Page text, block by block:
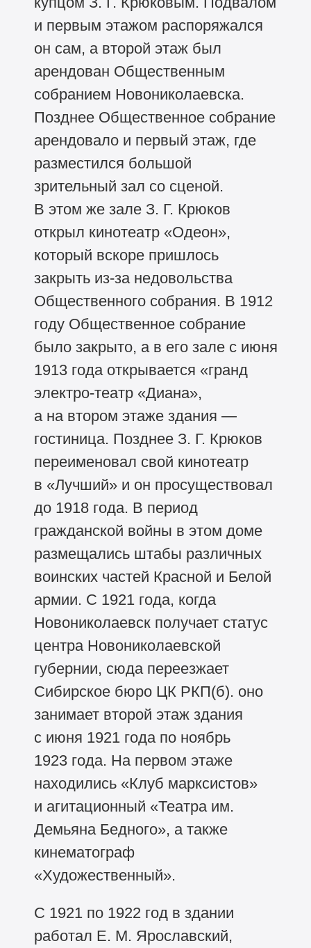
и первым этажом распоряжался
он сам, а второй этаж был
арендован Общественным
собранием Новониколаевска.
Позднее Общественное собрание
арендовало и первый этаж, где
разместился большой
зрительный зал со сценой.
В этом же зале З. Г. Крюков
открыл кинотеатр «Одеон»,
который вскоре пришлось
закрыть из-за недовольства
Общественного собрания. В 1912
году Общественное собрание
было закрыто, а в его зале с июня
1913 года открывается «гранд
электро-театр «Диана»,
а на втором этаже здания —
гостиница. Позднее З. Г. Крюков
переименовал свой кинотеатр
в «Лучший» и он просуществовал
до 1918 года. В период
гражданской войны в этом доме
размещались штабы различных
воинских частей Красной и Белой
армии. С 1921 года, когда
Новониколаевск получает статус
центра Новониколаевской
губернии, сюда переезжает
Сибирское бюро ЦК РКП(б). оно
занимает второй этаж здания
с июня 1921 года по ноябрь
1923 года. На первом этаже
находились «Клуб марксистов»
и агитационный «Театра им.
Демьяна Бедного», а также
кинематограф
«Художественный».
С 1921 по 1922 год в здании
работал Е. М. Ярославский,